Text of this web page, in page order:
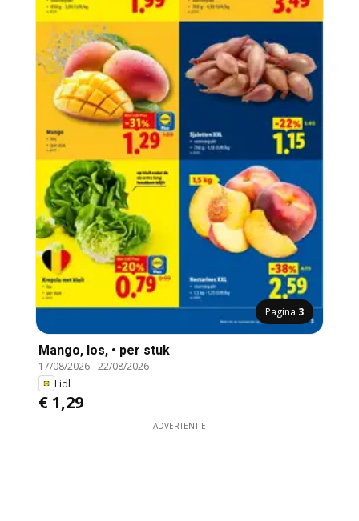
Pagina 3
Mango, los, • per stuk
17/08/2026-22/08/2026
Lidl
€ 1,29
ADVERTENTIE